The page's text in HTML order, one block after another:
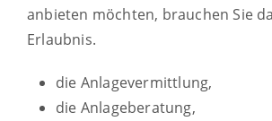
anbieten möchten, brauchen Sie
Erlaubnis.
die Anlagevermittlung,
die Anlageberatung,